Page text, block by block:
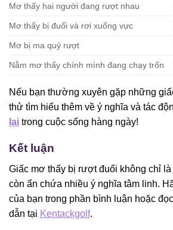
Mơ thấy hai người đang rượt nhau
Mơ thấy bị đuổi và rơi xuống vực
Mơ bị ma quỷ rượt
Nằm mơ thấy chính mình đang chạy trốn
Nếu bạn thường xuyên gặp những
thử tìm hiểu thêm về ý nghĩa và tác
lại trong cuộc sống hàng ngày!
Kết luận
Giấc mơ thấy bị rượt đuổi không chỉ
còn ẩn chứa nhiều ý nghĩa tâm linh.
của bạn trong phần bình luận hoặc
dẫn tại Kentackgolf.